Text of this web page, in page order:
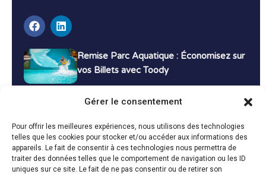
Gérer le consentement
Pour offrir les meilleures expériences, nous utilisons des technologies
telles que les cookies pour stocker et/ou accéder aux informations des
appareils. Le fait de consentir à ces technologies nous permettra de
traiter des données telles que le comportement de navigation ou les ID
uniques sur ce site. Le fait de ne pas consentir ou de retirer son
Remise Parc Aquatique : Économisez sur
vos Billets avec Toody
Bons Plans Voyage : Économisez sur vos
Vacances avec Toody
13 décembre 2024 Bon plans